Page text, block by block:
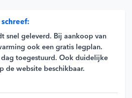
schreef:
snel geleverd. Bij aankoop van
ook een gratis legplan.
dag toegestuurd. Ook duidelijke
de website beschikbaar.